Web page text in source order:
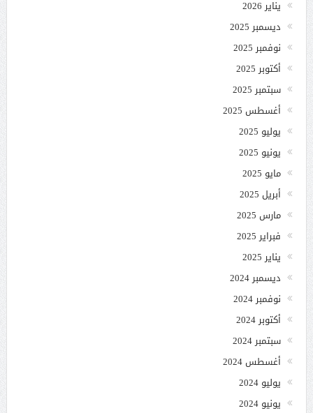
يناير 2026
ديسمبر 2025
نوفمبر 2025
أكتوبر 2025
سبتمبر 2025
أغسطس 2025
يوليو 2025
يونيو 2025
مايو 2025
أبريل 2025
مارس 2025
فبراير 2025
يناير 2025
ديسمبر 2024
نوفمبر 2024
أكتوبر 2024
سبتمبر 2024
أغسطس 2024
يوليو 2024
يونيو 2024